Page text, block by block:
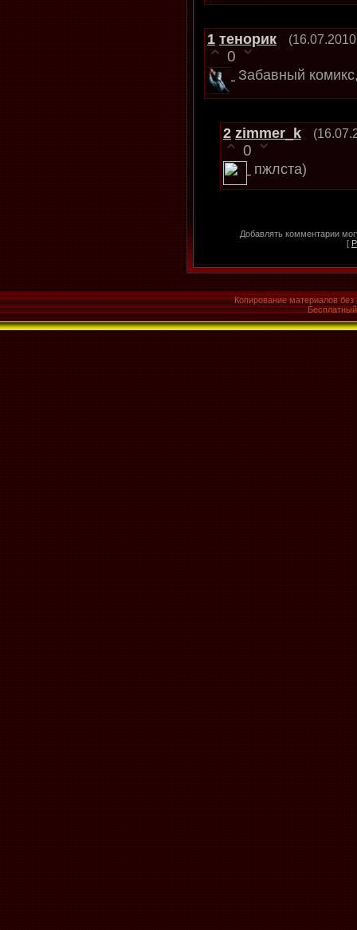
1 тенорик
0
Забавный
2 zimmer_k
0
пжлста)
Добавлять комментарии
[
Копирование материалов